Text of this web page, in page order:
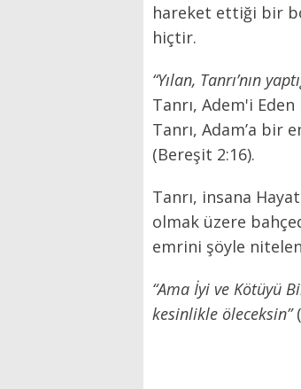
hareket ettiği bir
hiçtir.
“Yılan, Tanrı’nın
Tanrı, Adem'i
Tanrı, Adam’a bir
(Bereşit 2:16).
Tanrı, insana Hayat
olmak üzere
emrini şöyle
“Ama İyi ve Kötüyü
kesinlikle öleceksin”